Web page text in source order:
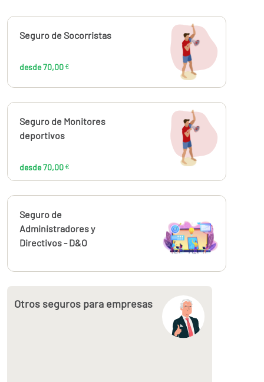
Calcúlalo ahora
Seguro de Socorristas
desde 70,00 € 70,00€
Calcúlalo ahora
Seguro de Monitores
deportivos
desde 70,00 €
70,00€
Calcúlalo ahora
Seguro de
Administradores y
Directivos - D&O
Otros seguros para empresas